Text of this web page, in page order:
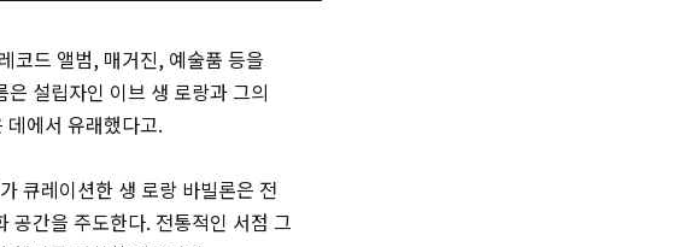
코드 앨범, 매거진, 예술품 등을
설립자인 이브 생 로랑과 그의
에서 유래했다고.
큐레이션한 생 로랑 바빌론은 전
공간을 주도한다. 전통적인 서점 그